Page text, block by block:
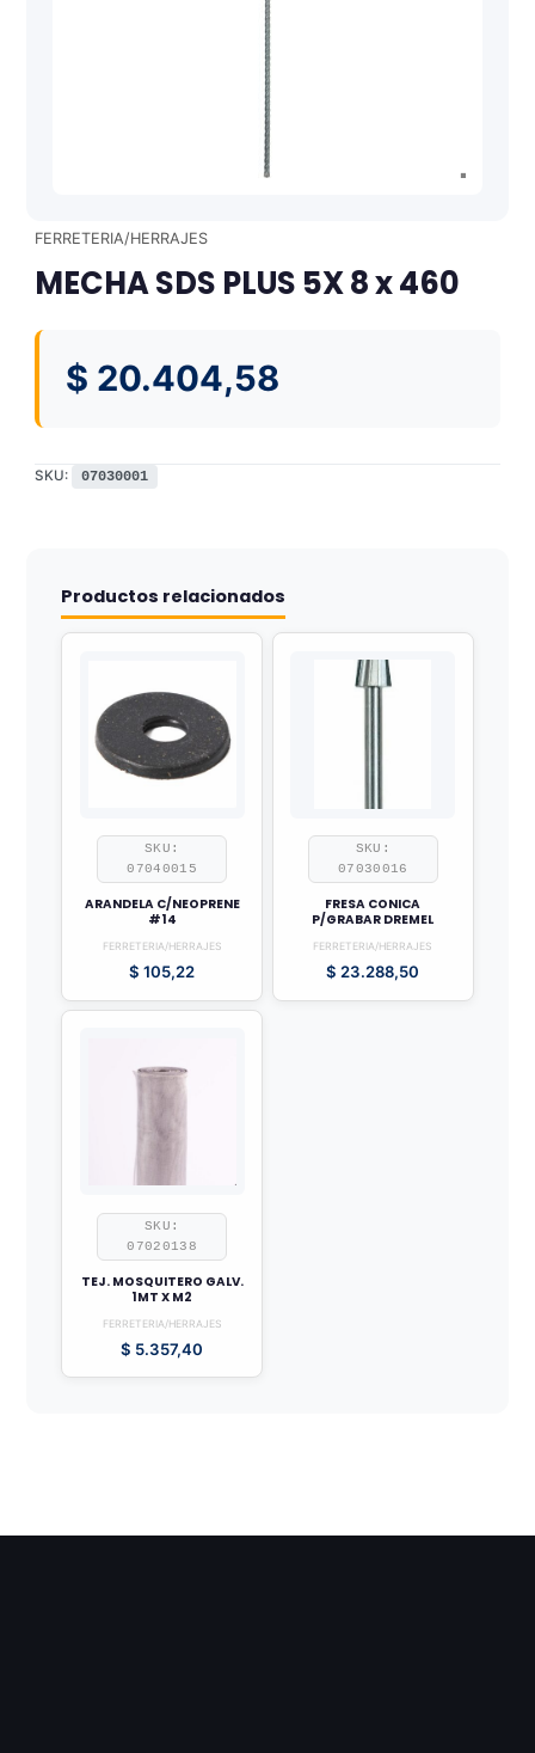
FERRETERIA/HERRAJES
MECHA SDS PLUS 5X 8 x 460
$ 20.404,58
SKU: 07030001
Productos relacionados
SKU:
07040015
ARANDELA C/NEOPRENE
#14
FERRETERIA/HERRAJES
$ 105,22
SKU:
07030016
FRESA CONICA
P/GRABAR DREMEL
FERRETERIA/HERRAJES
$ 23.288,50
SKU:
07020138
TEJ. MOSQUITERO GALV.
1MT X M2
FERRETERIA/HERRAJES
$ 5.357,40